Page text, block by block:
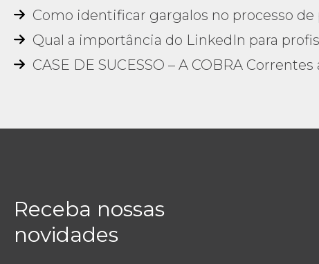
Como identificar gargalos no processo
Qual a importância do LinkedIn para
CASE DE SUCESSO – A COBRA
Receba nossas
novidades